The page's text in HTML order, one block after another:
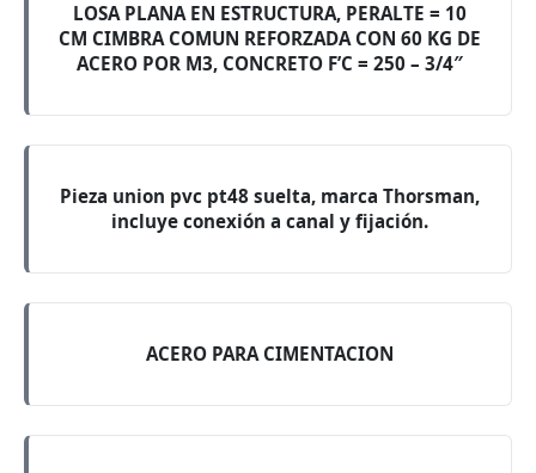
LOSA PLANA EN ESTRUCTURA, PERALTE = 10
CM CIMBRA COMUN REFORZADA CON 60 KG DE
ACERO POR M3, CONCRETO F’C = 250 – 3/4″
Pieza union pvc pt48 suelta, marca Thorsman,
incluye conexión a canal y fijación.
ACERO PARA CIMENTACION